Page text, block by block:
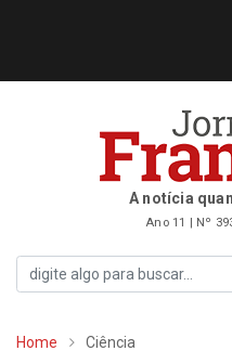
A notícia
Ano 11 | Nº
Home Ciência